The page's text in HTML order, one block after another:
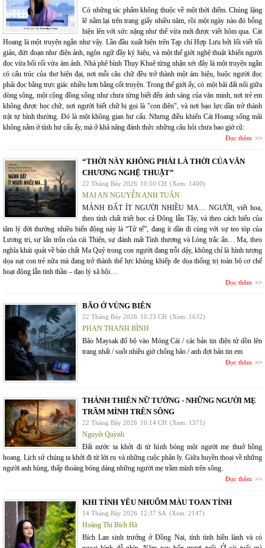
Có những tác phẩm không thuộc về một thời điểm. Chúng lặng
lẽ nằm lại trên trang giấy nhiều năm, rồi một ngày nào đó bỗng
hiện lên với sức nặng như thể vừa mới được viết hôm qua. Cát
Hoang là một truyện ngắn như vậy. Lần đầu xuất hiện trên Tạp chí Hợp Lưu bởi lối viết tối
giản, đứt đoạn như điện ảnh, ngôn ngữ đầy ký hiệu, và một thế giới nghệ thuật khiến người
đọc vừa bối rối vừa ám ảnh. Nhà phê bình Thụy Khuê từng nhận xét đây là một truyện ngắn
có cấu trúc của thơ hiện đại, nơi mỗi câu chữ đều trở thành một ám hiệu, buộc người đọc
phải đọc bằng trực giác nhiều hơn bằng cốt truyện. Trong thế giới ấy, có một bãi đất nổi giữa
dòng sông, một cộng đồng sống như chưa từng biết đến ánh sáng của văn minh, nơi trẻ em
không được học chữ, nơi người biết chữ bị gọi là "con điên", và nơi bạo lực dần trở thành
trật tự bình thường. Đó là một không gian hư cấu. Nhưng điều khiến Cát Hoang sống mãi
không nằm ở tính hư cấu ấy, mà ở khả năng đánh thức những câu hỏi chưa bao giờ cũ:
Đọc thêm
“THỜI NÀY KHÔNG PHẢI LÀ THỜI CỦA VĂN
CHƯƠNG NGHỆ THUẬT”
22 Tháng Bảy 2026 10:50 CH (Xem: 1400)
MAI AN NGUYỄN ANH TUẤN
MẢNH ĐẤT ÍT NGƯỜI NHIỀU MA… NGƯỜI, viết hoa,
theo tính chất triết học cả Đông lẫn Tây, và theo cách hiểu của
tâm lý đời thường nhiều biến động này là “Tử tế”, đang ít dần đi cùng với sự teo tóp của
Lương tri, sự lẩn trốn của cái Thiện, sự đánh mất Tình thương và Lòng trắc ẩn… Ma, theo
nghĩa khái quát về bản chất Ma Quỷ trong con người đang trỗi dậy, không chỉ là hình tượng
dọa nạt con trẻ nữa mà đang trở thành thế lực khủng khiếp đe dọa thống trị toàn bộ cơ chế
hoạt động lẫn tinh thần – đạo lý xã hội…
Đọc thêm
BÃO Ở VÙNG BIÊN
22 Tháng Bảy 2026 10:23 CH (Xem: 1632)
PHAN THANH BÌNH
Bão Maysak đổ bộ vào Móng Cái / các bản tin điện tử dồn lên
trang nhất / suốt nhiều giờ chống bão / anh đợi bản tin em
Đọc thêm
THÁNH THIÊN NỮ TƯỚNG - NHỮNG NGƯỜI MẸ
TRẦM MÌNH TRÊN SÔNG
22 Tháng Bảy 2026 10:14 CH (Xem: 1371)
Nguyệt Quỳnh
Đất nước ta khởi đi từ hình bóng một người mẹ thuở hồng
hoang. Lịch sử chúng ta khởi đi từ lời ru và những cuộc phân ly. Giữa huyền thoại về những
người anh hùng, thấp thoáng bóng dáng những người mẹ trầm mình trên sông.
Đọc thêm
KHI TÌNH YÊU NHUỐM MÀU TOAN TÍNH
14 Tháng Bảy 2026 12:37 SA (Xem: 2147)
Hoàng Thị Bích Hà
Bích Lan sinh trưởng ở Đồng Nai, tính tình hiền lành và có